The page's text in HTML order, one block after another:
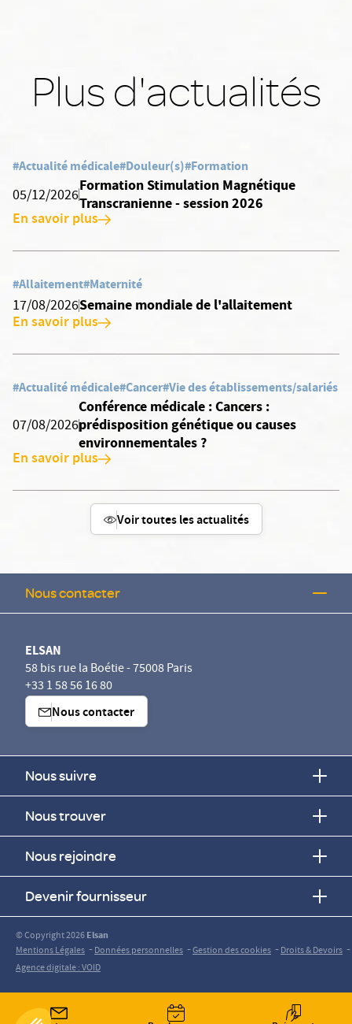
Plus d'actualités
#Actualité médicale#Douleur(s)#Formation
05/12/2026
Formation Stimulation Magnétique
Transcranienne - session 2026
En savoir plus
#Allaitement#Maternité
17/08/2026Semaine mondiale de l'allaitement
En savoir plus
#Actualité médicale#Cancer#Vie des établissements/salariés
07/08/2026
Conférence médicale : Cancers :
prédisposition génétique ou causes
environnementales ?
En savoir plus
Voir toutes les actualités
Nous contacter
ELSAN
58 bis rue la Boétie - 75008 Paris
+33 1 58 56 16 80
Nous contacter
Nous suivre
Nous trouver
Nous rejoindre
Devenir fournisseur
© Copyright 2026Elsan
Mentions Légales -Données personnelles -Gestion des cookies -Droits & Devoirs -
Agence digitale : VOID